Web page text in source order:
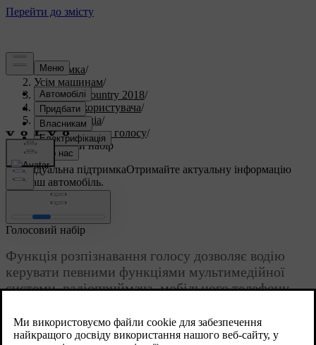
Підтримка/
Усім машинам/
S60 Cross Country 2018/
Посібник користувача/
Аудіо та медіа/
Розпізнавання голосу/
Голосовий набір
Індивідуальна підтримкаОтримайте актуальну інформацію
про ваш автомобіль.
Голосовий набір
Функція розпізнавання голосу дозволяє водію
керувати певними функціями мультимедійної
системи, радіоприймача, мобільного телефону,
навігаційною системою Volvo*.